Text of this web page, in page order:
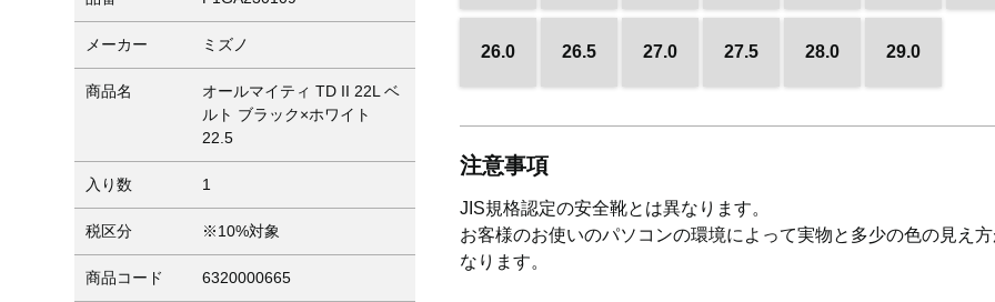
メーカー ミズノ
商品名
オールマイティ TD II 22L ベ
ルト ブラック×ホワイト
22.5
入り数 1
税区分 ※10%対象
商品コード 6320000665
26.0 26.5 27.0 27.5 28.0 29.0
注意事項
JIS規格認定の安全靴とは異なります。
お客様のお使いのパソコンの環境によって実物と多少の色の見え
なります。